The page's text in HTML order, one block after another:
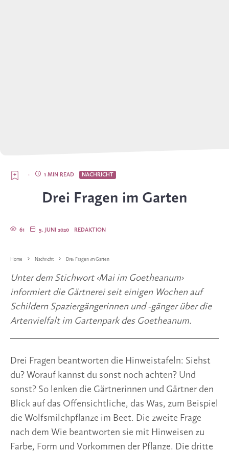
NACHRICHT
1 MIN READ
·
Drei Fragen im Garten
REDAKTION
5. JUNI 2020
61
Home Nachricht Drei Fragen im Garten
Unter dem Stichwort ‹Mai im Goetheanum›
informiert die Gärtnerei seit einigen Wochen auf
Schildern Spaziergängerinnen und -gänger über die
Artenvielfalt im Gartenpark des Goetheanum.
Drei Fragen beantworten die Hinweistafeln: Siehst
du? Worauf kannst du sonst noch achten? Und
sonst? So lenken die Gärtnerinnen und Gärtner den
Blick auf das Offensichtliche, das Was, zum Beispiel
die Wolfsmilchpflanze im Beet. Die zweite Frage
nach dem Wie beantworten sie mit Hinweisen zu
Farbe, Form und Vorkommen der Pflanze. Die dritte